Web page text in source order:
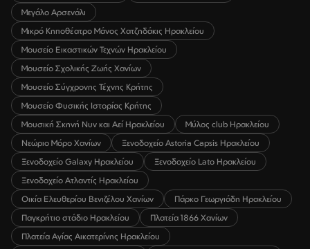
Μεγάλο Αρσενάλι
Μικρό Κηποθέατρο Μάνος Χατζηδάκις Ηρακλείου
Μουσείο Εικαστικών Τεχνών Ηρακλείου
Μουσείο Σχολικής Ζωής Χανίων
Μουσείο Σύγχρονης Τέχνης Κρήτης
Μουσείο Φυσικής Ιστορίας Κρήτης
Μουσική Σκηνή Νυν και Αεί Ηρακλείου
Μύλος club Ηρακλείου
Νεώριο Μόρο Χανίων
Ξενοδοχείο Astoria Capsis Ηρακλείου
Ξενοδοχείο Galaxy Ηρακλείου
Ξενοδοχείο Lato Ηρακλείου
Ξενοδοχείο Ατλαντίς Ηρακλείου
Οικία Ελευθερίου Βενιζέλου Χανίων
Πάρκο Γεωργιάδη Ηρακλείου
Παγκρήτιο στάδιο Ηρακλείου
Πλατεία 1866 Χανίων
Πλατεία Αγίας Αικατερίνης Ηρακλείου